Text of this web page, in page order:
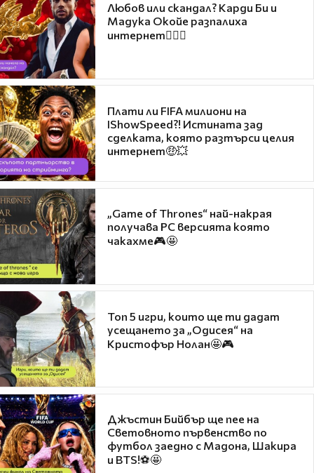
Любов или скандал? Карди Би и
Мадука Окойе разпалиха
интернет❤️‍🔥🔥
Плати ли FIFA милиони на
IShowSpeed?! Истината зад
сделката, която разтърси целия
интернет🤑💥
„Game of Thrones“ най-накрая
получава PC версията която
чакахме🎮🤩
Топ 5 игри, които ще ти дадат
усещането за „Одисея“ на
Кристофър Нолан🤩🎮
Джъстин Бийбър ще пее на
Световното първенство по
футбол заедно с Мадона, Шакира
и BTS!⚽🤩